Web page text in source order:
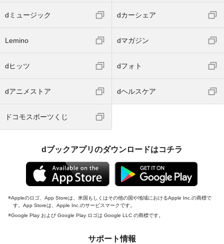
dミュージック dカーシェア
Lemino dマガジン
dヒッツ dフォト
dアニメストア dヘルスケア
ドコモスポーツくじ
dブックアプリのダウンロードはコチラ
Appleのロゴ、App Storeは、米国もしくはその他の国や地域におけるApple Inc.の商標で
す。App Storeは、Apple Inc.のサービスマークです。
Google Play および Google Play ロゴは Google LLC の商標です。
サポート情報